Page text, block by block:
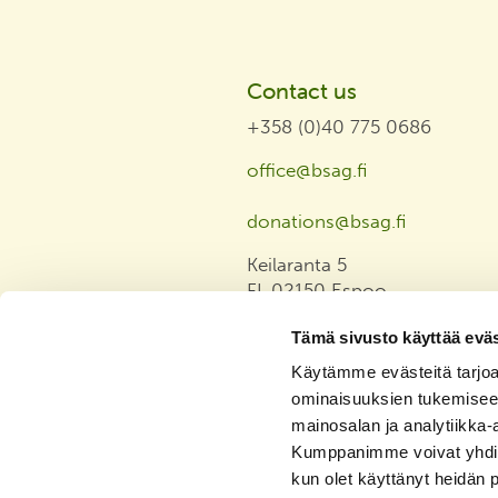
Tämä sivusto käyttää
Käytämme evästeitä
ominaisuuksien
mainosalan ja
Kumppanimme voivat
kun olet käyttänyt heidän
Contact us
+358 (0)40 775 0686
office@bsag.fi
donations@bsag.fi
Keilaranta 5
FI-02150 Espoo
Privacy Statement
Tasa-arvo ja yhdenvertaisuus
julkilausuma